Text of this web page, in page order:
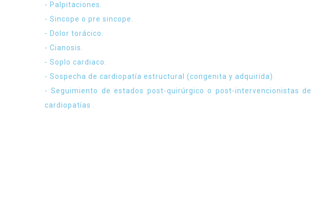
- Palpitaciones.
- Sincope o pre sincope.
- Dolor torácico.
- Cianosis.
- Soplo cardiaco.
- Sospecha de cardiopatía estructural (congenita y adquirida).
- Seguimiento de estados post-quirúrgico o post-intervencionistas de
cardiopatías .